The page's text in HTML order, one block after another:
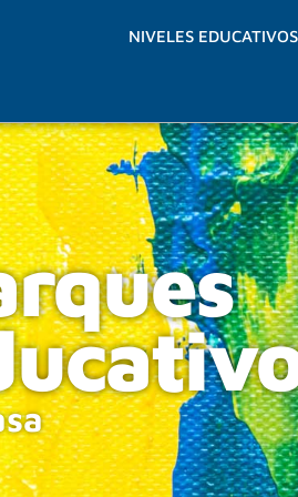
NIVELES EDUCATIVOS